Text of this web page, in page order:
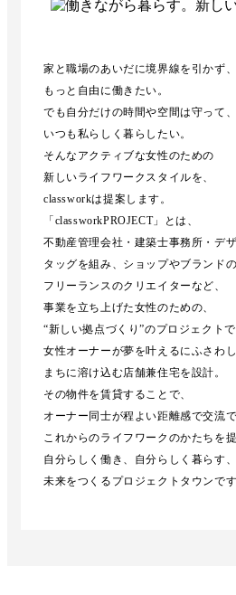
家と職場のあいだに境界線を引かず、
もっと自由に働きたい。
でも自分だけの時間や空間は守って、
いつも私らしく暮らしたい。
そんなアクティブな女性のための
新しいライフワークスタイルを、
classworkは提案します。
「classworkPROJECT」とは、
不動産管理会社・建築士事務所・デ
タッグを組み、ショップやブランドの
フリーランスのクリエイターなど、
事業を立ち上げた女性のための、
“新しい拠点づくり”のプロジェクトで
女性オーナーが夢を叶えるにふさわ
まちに溶け込む店舗兼住宅を設計。
その物件を賃貸することで、
オーナー同士が程よい距離感で交流で
これからのライフワークのかたちを提
自分らしく働き、自分らしく暮らす、
未来をつくるプロジェクトタウンです